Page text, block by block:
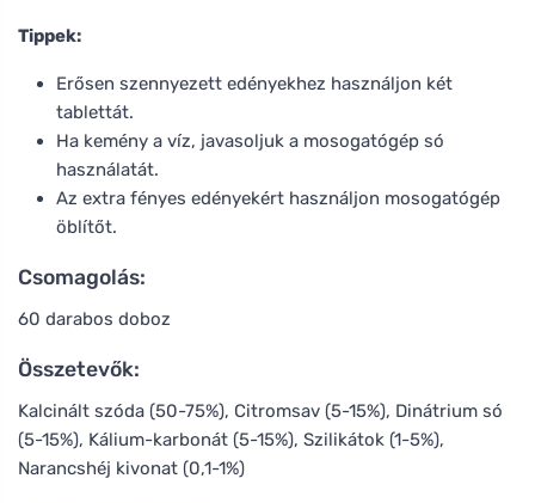
Tippek:
Erősen szennyezett edényekhez használjon két
tablettát.
Ha kemény a víz, javasoljuk a mosogatógép só
használatát.
Az extra fényes edényekért használjon mosogatógép
öblítőt.
Csomagolás:
60 darabos doboz
Összetevők:
Kalcinált szóda (50-75%), Citromsav (5-15%), Dinátrium só
(5-15%), Kálium-karbonát (5-15%), Szilikátok (1-5%),
Narancshéj kivonat (0,1-1%)